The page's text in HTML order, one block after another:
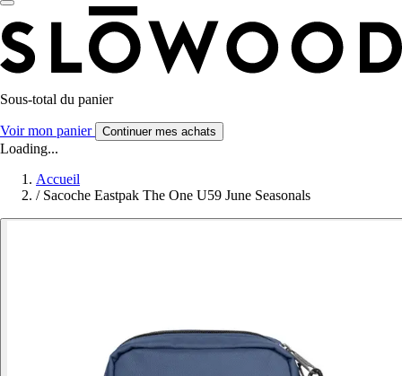
Sous-total du panier
Voir mon panier Continuer mes achats
Loading...
Accueil
/ Sacoche Eastpak The One U59 June Seasonals